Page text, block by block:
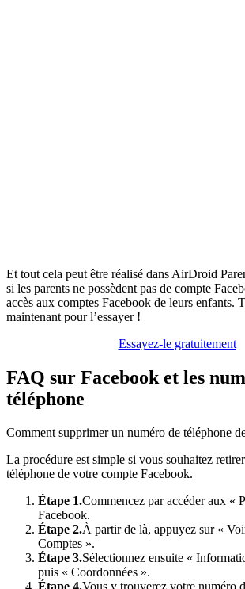
Et tout cela peut être réalisé dans AirDroid
si les parents ne possèdent pas de compte
accès aux comptes Facebook de leurs enfants.
maintenant pour l’essayer !
Essayez-le gratuitement
FAQ sur Facebook et les
téléphone
Comment supprimer un numéro de téléphone
La procédure est simple si vous souhaitez
téléphone de votre compte Facebook.
Étape 1.Commencez par accéder aux «
Facebook.
Étape 2.À partir de là, appuyez sur «
Comptes ».
Étape 3.Sélectionnez ensuite «
puis « Coordonnées ».
Étape 4.Vous y trouverez votre numéro